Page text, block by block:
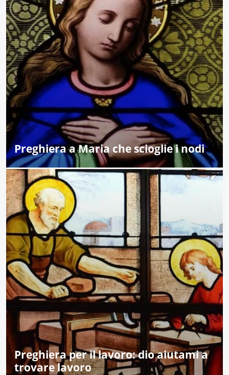
Preghiera a Maria che scioglie i nodi
Preghiera per il lavoro: dio aiutami a
trovare lavoro